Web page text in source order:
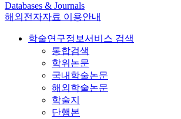
Databases & Journals
해외전자자료 이용안내
학술연구정보서비스 검색
통합검색
학위논문
국내학술논문
해외학술논문
학술지
단행본